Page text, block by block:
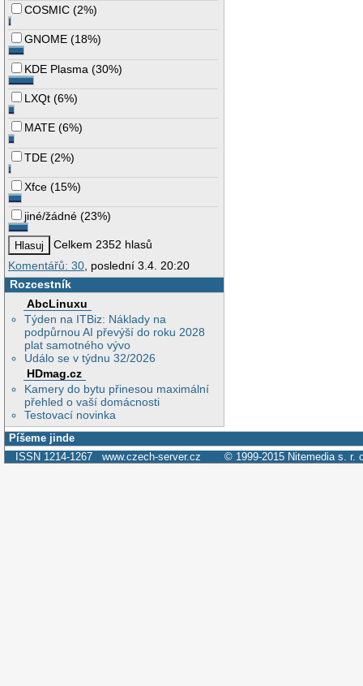
COSMIC (2%)
GNOME (18%)
KDE Plasma (30%)
LXQt (6%)
MATE (6%)
TDE (2%)
Xfce (15%)
jiné/žádné (23%)
Celkem 2352 hlasů
Komentářů: 30 , poslední 3.4. 20:20
Rozcestník
AbcLinuxu
Týden na ITBiz: Náklady na
podpůrnou AI převýší do roku 2028
plat samotného vývo
Událo se v týdnu 32/2026
HDmag.cz
Kamery do bytu přinesou maximální
přehled o vaší domácnosti
Testovací novinka
Píšeme jinde
ISSN 1214-1267 www.czech-server.cz © 1999-2015 Nitemedia s. r.